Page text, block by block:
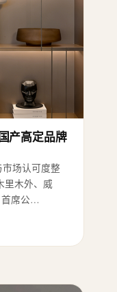
产高定品牌
场认可度整
里木外、威
首席公…